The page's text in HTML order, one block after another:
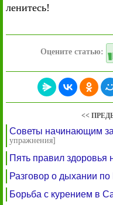
ленитесь!
Оцените статью:
<<
Советы начинающим
упражнения]
Пять правил здоровья
Разговор о дыхании по
Борьба с курением в